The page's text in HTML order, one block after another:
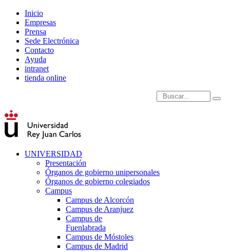
Inicio
Empresas
Prensa
Sede Electrónica
Contacto
Ayuda
intranet
tienda online
Introduce términos de
UNIVERSIDAD
Presentación
Órganos de gobierno unipersonales
Órganos de gobierno colegiados
Campus
Campus de Alcorcón
Campus de Aranjuez
Campus de
Fuenlabrada
Campus de Móstoles
Campus de Madrid